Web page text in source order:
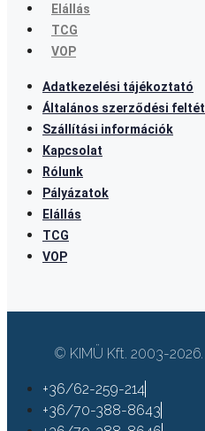
Elállás
TCG
VOP
Adatkezelési tájékoztató
Általános szerződési
Szállítási információk
Kapcsolat
Rólunk
Pályázatok
Elállás
TCG
VOP
© KIMÜ Kft. 2003-
+36/62-259-214
+36/70-388-8643